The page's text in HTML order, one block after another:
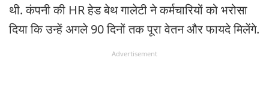
थी. कंपनी की HR हेड बेथ गालेटी ने कर्मचारियों को भरोसा
दिया कि उन्हें अगले 90 दिनों तक पूरा वेतन और फायदे मिलेंगे.
Advertisement